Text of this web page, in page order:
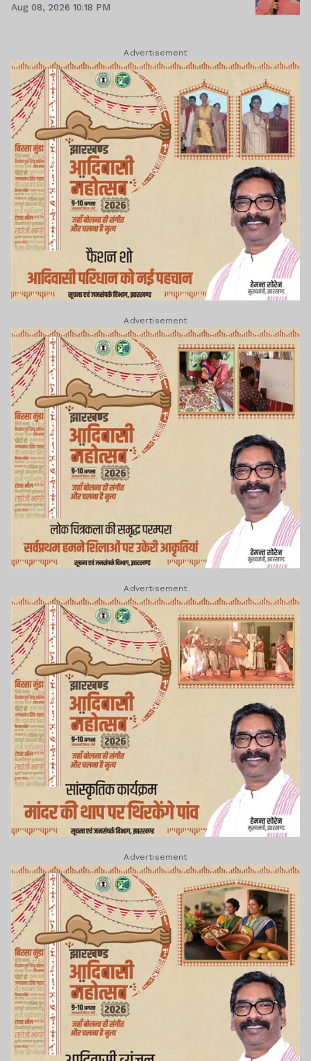
Aug 08, 2026 10:18 PM
Advertisement
Advertisement
Advertisement
Advertisement